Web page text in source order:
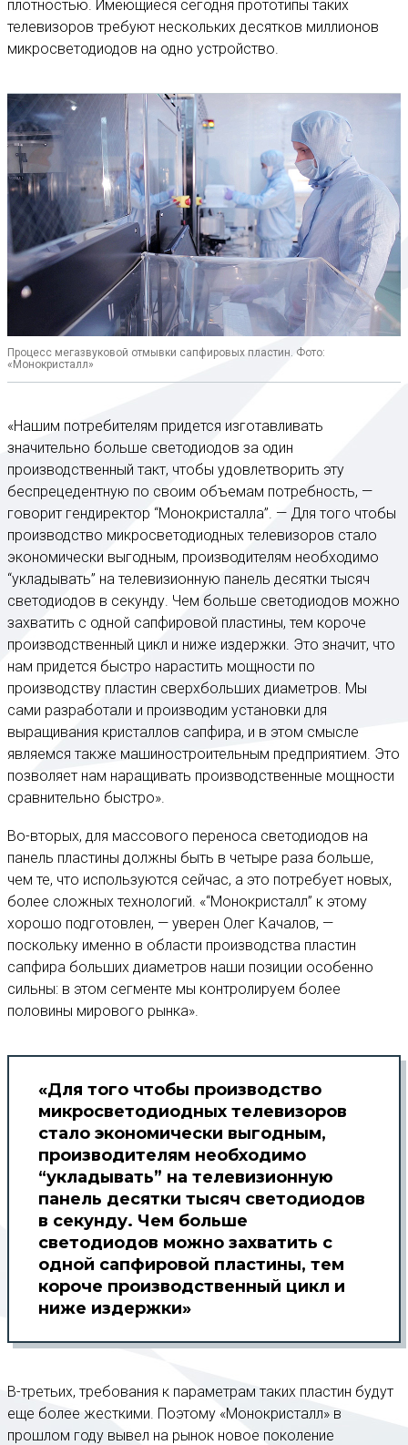
плотностью. Имеющиеся сегодня прототипы таких
телевизоров требуют нескольких десятков миллионов
микросветодиодов на одно устройство.
Процесс мегазвуковой отмывки сапфировых пластин. Фото:
«Монокристалл»
«Нашим потребителям придется изготавливать
значительно больше светодиодов за один
производственный такт, чтобы удовлетворить эту
беспрецедентную по своим объемам потребность, —
говорит гендиректор “Монокристалла”. — Для того чтобы
производство микросветодиодных телевизоров стало
экономически выгодным, производителям необходимо
“укладывать” на телевизионную панель десятки тысяч
светодиодов в секунду. Чем больше светодиодов можно
захватить с одной сапфировой пластины, тем короче
производственный цикл и ниже издержки. Это значит, что
нам придется быстро нарастить мощности по
производству пластин сверхбольших диаметров. Мы
сами разработали и производим установки для
выращивания кристаллов сапфира, и в этом смысле
являемся также машиностроительным предприятием. Это
позволяет нам наращивать производственные мощности
сравнительно быстро».
Во-вторых, для массового переноса светодиодов на
панель пластины должны быть в четыре раза больше,
чем те, что используются сейчас, а это потребует новых,
более сложных технологий. «“Монокристалл” к этому
хорошо подготовлен, — уверен Олег Качалов, —
поскольку именно в области производства пластин
сапфира больших диаметров наши позиции особенно
сильны: в этом сегменте мы контролируем более
половины мирового рынка».
«Для того чтобы производство
микросветодиодных телевизоров
стало экономически выгодным,
производителям необходимо
“укладывать” на телевизионную
панель десятки тысяч светодиодов
в секунду. Чем больше
светодиодов можно захватить с
одной сапфировой пластины, тем
короче производственный цикл и
ниже издержки»
В-третьих, требования к параметрам таких пластин будут
еще более жесткими. Поэтому «Монокристалл» в
прошлом году вывел на рынок новое поколение